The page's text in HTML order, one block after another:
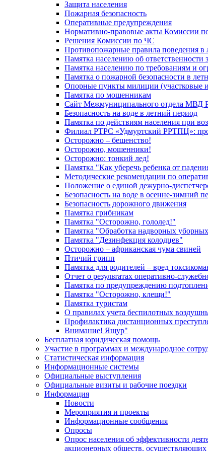
Защита населения
Пожарная безопасность
Оперативные предупреждения
Нормативно-правовые акты Комиссии
Решения Комиссии по ЧС
Противопожарные правила поведения в
Памятка населению об ответственности
Памятка населению по требованиям и
Памятка о пожарной безопасности в
Опорные пункты милиции (участковые
Памятка по мошенникам
Сайт Межмуниципального отдела МВД
Безопасность на воде в летний период
Памятка по действиям населения при
Филиал РТРС «Удмуртский РРТПЦ»:
Осторожно – бешенство!
Осторожно, мошенники!
Осторожно: тонкий лед!
Памятка "Как уберечь ребенка от
Методические рекомендации по
Положение о единой дежурно-
Безопасность на воде в осенне-зимний
Безопасность дорожного движения
Памятка грибникам
Памятка "Осторожно, гололед!"
Памятка "Обработка надворных
Памятка "Дезинфекция колодцев"
Осторожно – африканская чума свиней
Птичий грипп
Памятка для родителей – вред
Отчет о результатах оперативно-
Памятка по предупреждению
Памятка "Осторожно, клещи!"
Памятка туристам
О правилах учета беспилотных
Профилактика дистанционных
Внимание! Ящур"
Бесплатная юридическая помощь
Участие в программах и международное
Статистическая информация
Информационные системы
Официальные выступления
Официальные визиты и рабочие поездки
Информация
Новости
Мероприятия и проекты
Информационные сообщения
Опросы
Опрос населения об эффективности
акционерных обществ, осуществляющих